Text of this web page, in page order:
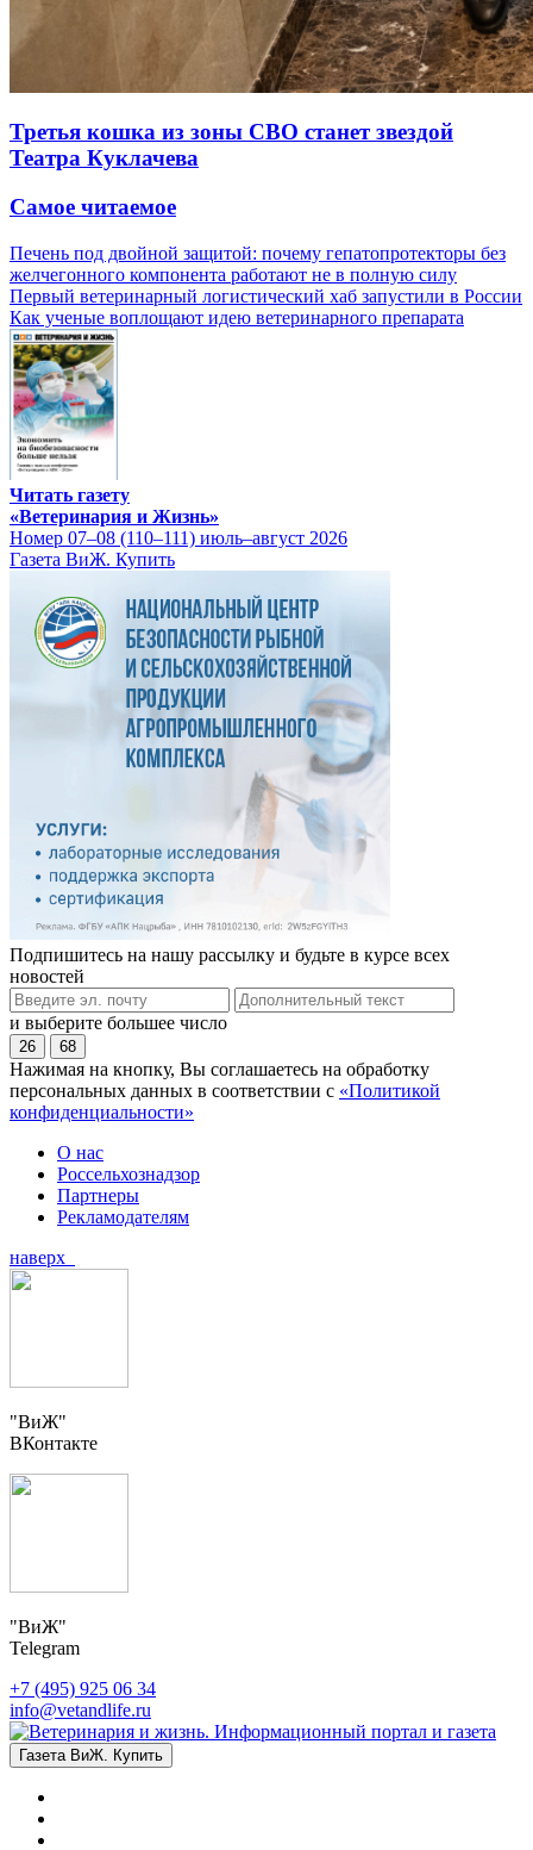
Третья кошка из зоны СВО станет звездой
Театра Куклачева
Самое читаемое
Печень под двойной защитой: почему гепатопротекторы без
желчегонного компонента работают не в полную силу
Первый ветеринарный логистический хаб запустили в России
Как ученые воплощают идею ветеринарного препарата
Читать газету
«Ветеринария и Жизнь»
Номер 07–08 (110–111) июль–август 2026
Газета ВиЖ. Купить
Подпишитесь на нашу рассылку и будьте в курсе всех
новостей
и выберите большее число
26 68
Нажимая на кнопку, Вы соглашаетесь на обработку
персональных данных в соответствии с «Политикой
конфиденциальности»
О нас
Россельхознадзор
Партнеры
Рекламодателям
наверх
"ВиЖ"
ВКонтакте
"ВиЖ"
Telegram
+7 (495) 925 06 34
info@vetandlife.ru
Газета ВиЖ. Купить